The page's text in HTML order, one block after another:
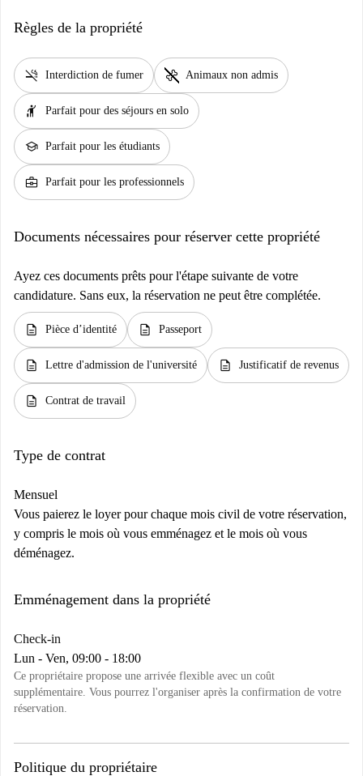
Règles de la propriété
smoke_free Interdiction de fumer pet_supplies Animaux non admis
hail Parfait pour des séjours en solo
school Parfait pour les étudiants
business_center Parfait pour les professionnels
Documents nécessaires pour réserver cette propriété
Ayez ces documents prêts pour l'étape suivante de votre
candidature. Sans eux, la réservation ne peut être complétée.
description Pièce d’identité description Passeport
description Lettre d'admission de l'université description Justificatif de revenus
description Contrat de travail
Type de contrat
Mensuel
Vous paierez le loyer pour chaque mois civil de votre réservation,
y compris le mois où vous emménagez et le mois où vous
déménagez.
Emménagement dans la propriété
Check-in
Lun - Ven, 09:00 - 18:00
Ce propriétaire propose une arrivée flexible avec un coût
supplémentaire. Vous pourrez l'organiser après la confirmation de votre
réservation.
Politique du propriétaire